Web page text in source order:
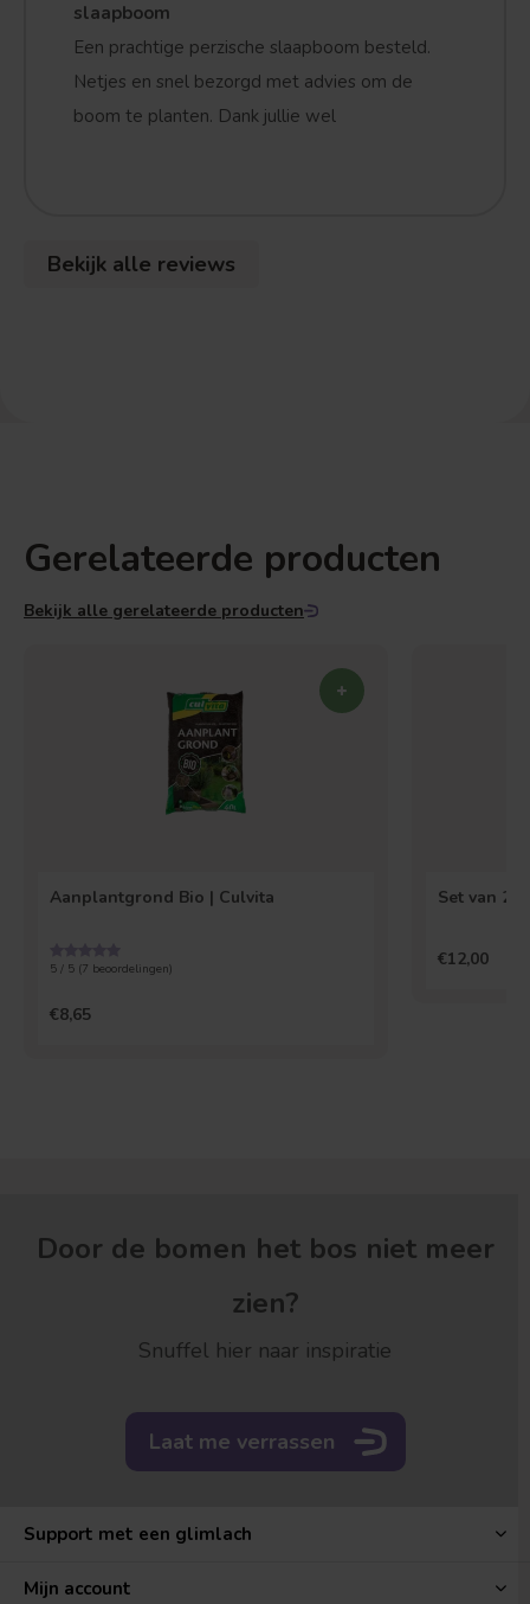
slaapboom
Een prachtige perzische slaapboom besteld.
Netjes en snel bezorgd met advies om de
boom te planten. Dank jullie wel
Bekijk alle reviews
Gerelateerde producten
Bekijk alle gerelateerde producten
Aanplantgrond Bio | Culvita
5 / 5 (7 beoordelingen)
€8,65
Set van 2
€12,00
Door de bomen het bos niet meer
zien?
Snuffel hier naar inspiratie
Laat me verrassen
Support met een glimlach
Mijn account